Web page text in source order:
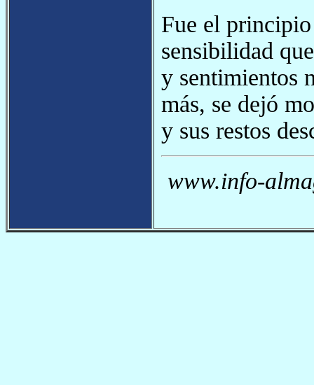
Fue el principio
sensibilidad
y sentimientos
más, se dejó
y sus restos
www.info-